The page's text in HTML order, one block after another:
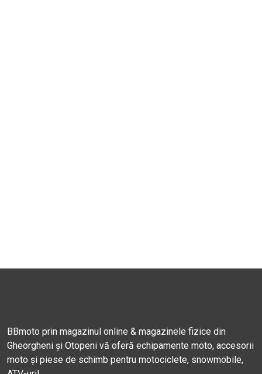
BBmoto prin magazinul online & magazinele fizice din
Gheorgheni și Otopeni vă oferă echipamente moto, accesorii
moto și piese de schimb pentru motociclete, snowmobile,